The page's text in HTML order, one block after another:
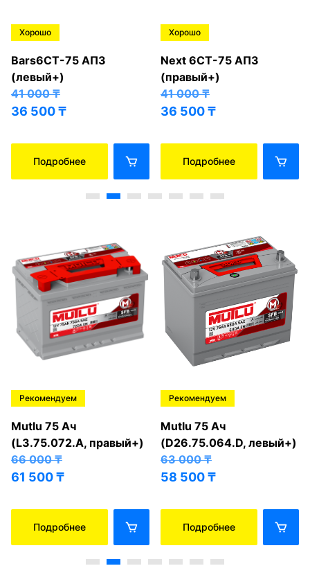
Хорошо
Bars6СТ-75 АПЗ
(левый+)
41 000₸
36 500₸
Подробнее
Хорошо
Next 6СТ-75 АПЗ
(правый+)
41 000₸
36 500₸
Подробнее
Рекомендуем
Mutlu 75 Ач
(L3.75.072.A, правый+)
66 000₸
61 500₸
Подробнее
Рекомендуем
Mutlu 75 Ач
(D26.75.064.D, левый+)
63 000₸
58 500₸
Подробнее